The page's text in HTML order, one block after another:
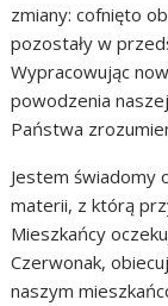
zmiany: cofnięto
pozostały w
Wypracowując
powodzenia
Państwa
Jestem świadomy
materii, z którą
Mieszkańcy
Czerwonak,
naszym